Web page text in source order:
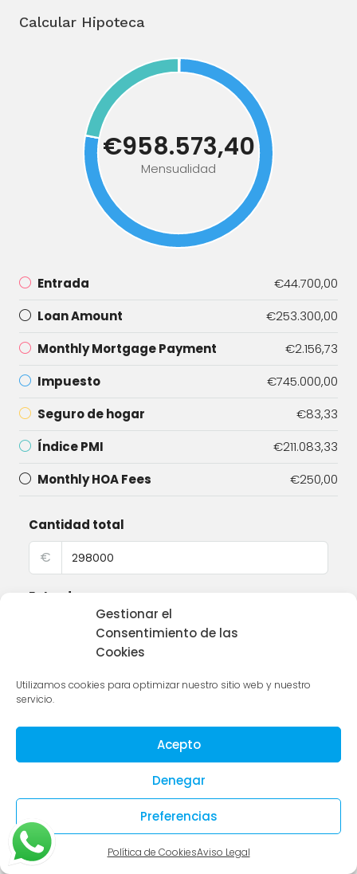
Gestionar el
Consentimiento de las
Cookies
Utilizamos cookies para optimizar nuestro sitio web y nuestro
servicio.
Acepto
Denegar
Preferencias
Política de CookiesAviso Legal
Calcular Hipoteca
€958.573,40
Mensualidad
Entrada
€44.700,00
Loan Amount
€253.300,00
Monthly Mortgage Payment
€2.156,73
Impuesto
€745.000,00
Seguro de hogar
€83,33
Índice PMI
€211.083,33
Monthly HOA Fees
€250,00
Cantidad total
€
Entrada
%
Plazo de amortización (años)
%